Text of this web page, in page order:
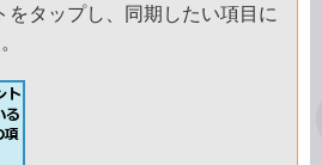
タップし、同期したい項目に